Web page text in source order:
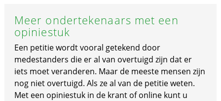
Meer ondertekenaars met een
opiniestuk
Een petitie wordt vooral getekend door
medestanders die er al van overtuigd zijn dat er
iets moet veranderen. Maar de meeste mensen zijn
nog niet overtuigd. Als ze al van de petitie weten.
Met een opiniestuk in de krant of online kunt u